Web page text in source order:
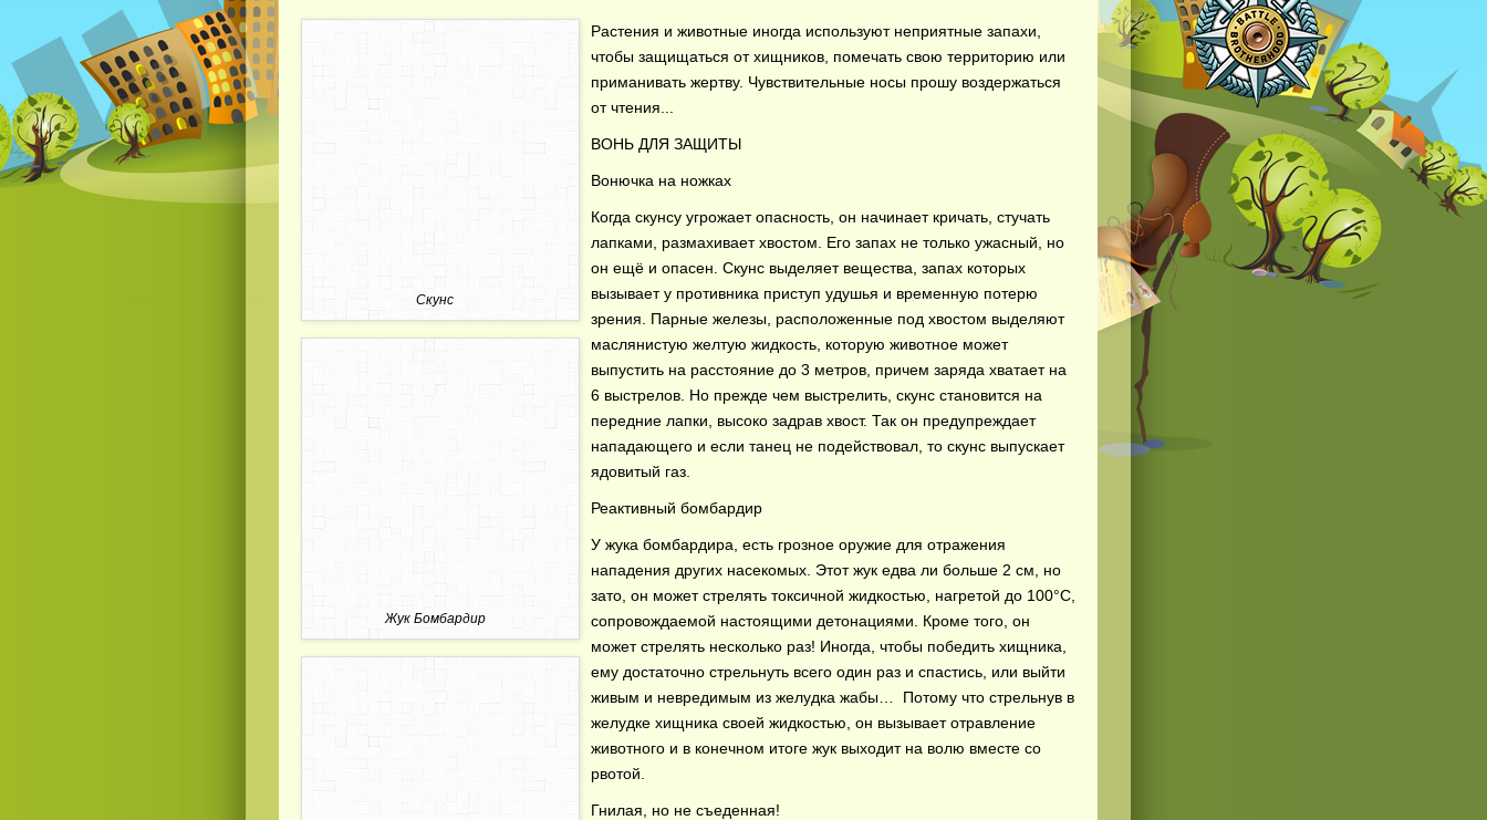
Скунс
Жук Бомбардир
Растения и животные иногда используют неприятные запахи,
чтобы защищаться от хищников, помечать свою территорию или
приманивать жертву. Чувствительные носы прошу воздержаться
от чтения...
ВОНЬ ДЛЯ ЗАЩИТЫ
Вонючка на ножках
Когда скунсу угрожает опасность, он начинает кричать, стучать
лапками, размахивает хвостом. Его запах не только ужасный, но
он ещё и опасен. Скунс выделяет вещества, запах которых
вызывает у противника приступ удушья и временную потерю
зрения. Парные железы, расположенные под хвостом выделяют
маслянистую желтую жидкость, которую животное может
выпустить на расстояние до 3 метров, причем заряда хватает на
6 выстрелов. Но прежде чем выстрелить, скунс становится на
передние лапки, высоко задрав хвост. Так он предупреждает
нападающего и если танец не подействовал, то скунс выпускает
ядовитый газ.
Реактивный бомбардир
У жука бомбардира, есть грозное оружие для отражения
нападения других насекомых. Этот жук едва ли больше 2 см, но
зато, он может стрелять токсичной жидкостью, нагретой до 100°C,
сопровождаемой настоящими детонациями. Кроме того, он
может стрелять несколько раз! Иногда, чтобы победить хищника,
ему достаточно стрельнуть всего один раз и спастись, или выйти
живым и невредимым из желудка жабы… Потому что стрельнув в
желудке хищника своей жидкостью, он вызывает отравление
животного и в конечном итоге жук выходит на волю вместе со
рвотой.
Гнилая, но не съеденная!